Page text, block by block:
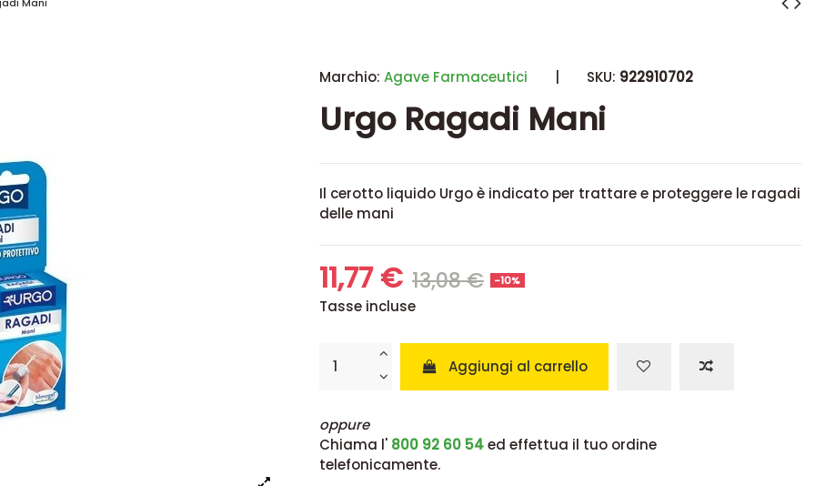
Marchio: Agave Farmaceutici | SKU: 922910702
Urgo Ragadi Mani
Il cerotto liquido Urgo è indicato per trattare e proteggere le ragadi
11,77 €13,08 €
Aggiungi al carrello
oppure
Chiama l'800 92 60 54